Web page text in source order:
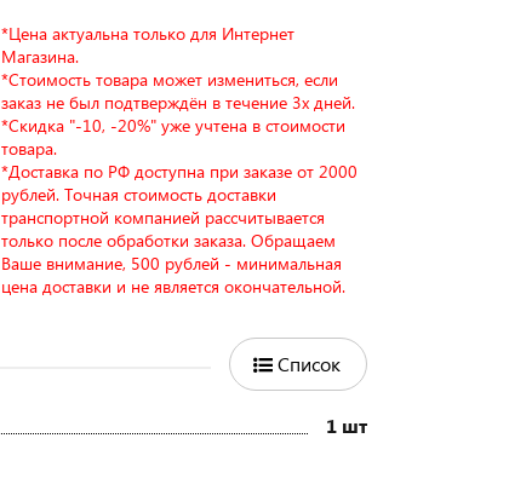
*Цена актуальна только для Интернет
Магазина.
*Стоимость товара может измениться, если
заказ не был подтверждён в течение 3х дней.
*Скидка "-10, -20%" уже учтена в стоимости
товара.
*Доставка по РФ доступна при заказе от 2000
рублей. Точная стоимость доставки
транспортной компанией рассчитывается
только после обработки заказа. Обращаем
Ваше внимание, 500 рублей - минимальная
цена доставки и не является окончательной.
Список
1 шт